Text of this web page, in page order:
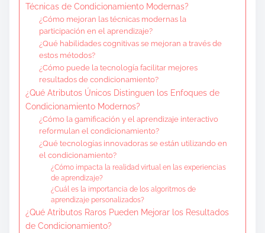
Técnicas de Condicionamiento Modernas?
¿Cómo mejoran las técnicas modernas la
participación en el aprendizaje?
¿Qué habilidades cognitivas se mejoran a través de
estos métodos?
¿Cómo puede la tecnología facilitar mejores
resultados de condicionamiento?
¿Qué Atributos Únicos Distinguen los Enfoques de
Condicionamiento Modernos?
¿Cómo la gamificación y el aprendizaje interactivo
reformulan el condicionamiento?
¿Qué tecnologías innovadoras se están utilizando en
el condicionamiento?
¿Cómo impacta la realidad virtual en las experiencias
de aprendizaje?
¿Cuál es la importancia de los algoritmos de
aprendizaje personalizados?
¿Qué Atributos Raros Pueden Mejorar los Resultados
de Condicionamiento?